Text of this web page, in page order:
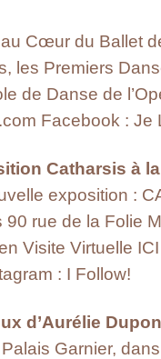
Cœur du Ballet
les Premiers
de Danse de
Facebook : Je
Catharsis à
exposition :
rue de la Folie
Visite Virtuelle
: I Follow!
d’Aurélie
Garnier,